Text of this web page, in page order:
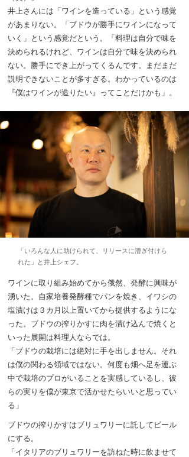
井上さんには「ワインを造っている」という感覚
があまりない。「ブドウが勝手にワインになって
いく」という感覚だという。「料理は自分で味を
決められるけれど、ワインは自分で味を決められ
ない。勝手にでき上がってくるんです。まだまだ
説明できないことが多すぎる。わかっているのは
『僕はワインが造りたい』ってことだけかも」。
「いろんな人に助けられて、リリースに漕ぎ付けら
れた」と井上シェフ。
ワインに取り組み始めてから俄然、発酵に興味が
湧いた。自家培養発酵種でパンを焼き、イワシの
塩漬けは３カ月以上置いてから提供するようにな
った。ブドウの搾りかすに肉を漬け込んで焼くと
いった展開は料理人ならでは。
「ブドウの栽培には絶対に手を出しません。それ
は僕の関わる領域ではない。何度も畑へ足を運ぶ
中で栽培のプロがいることを実感しているし、彼
らの実りを僕が東京で活かせたらいいと思ってい
る」
ブドウの搾りかすはブリュワリーに託してビール
にする。
「イタリアのブリュワリーを訪ねた時に飲ませて